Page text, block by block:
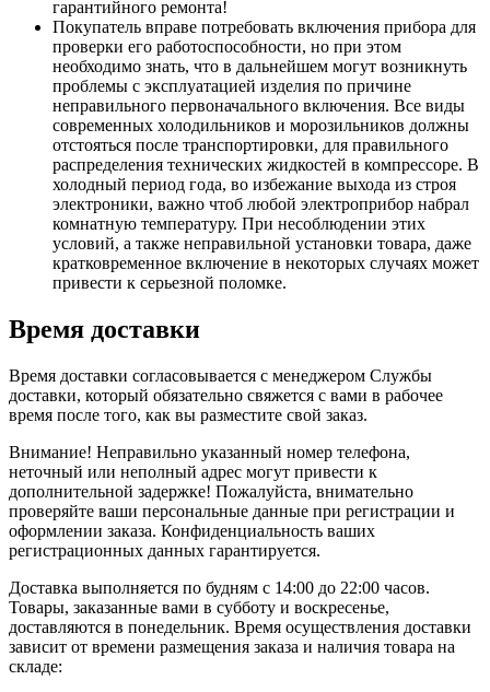
гарантийного ремонта!
Покупатель вправе потребовать включения прибора для
проверки его работоспособности, но при этом
необходимо знать, что в дальнейшем могут возникнуть
проблемы с эксплуатацией изделия по причине
неправильного первоначального включения. Все виды
современных холодильников и морозильников должны
отстояться после транспортировки, для правильного
распределения технических жидкостей в компрессоре. В
холодный период года, во избежание выхода из строя
электроники, важно чтоб любой электроприбор набрал
комнатную температуру. При несоблюдении этих
условий, а также неправильной установки товара, даже
кратковременное включение в некоторых случаях может
привести к серьезной поломке.
Время доставки
Время доставки согласовывается с менеджером Службы
доставки, который обязательно свяжется с вами в рабочее
время после того, как вы разместите свой заказ.
Внимание! Неправильно указанный номер телефона,
неточный или неполный адрес могут привести к
дополнительной задержке! Пожалуйста, внимательно
проверяйте ваши персональные данные при регистрации и
оформлении заказа. Конфиденциальность ваших
регистрационных данных гарантируется.
Доставка выполняется по будням с 14:00 до 22:00 часов.
Товары, заказанные вами в субботу и воскресенье,
доставляются в понедельник. Время осуществления доставки
зависит от времени размещения заказа и наличия товара на
складе: